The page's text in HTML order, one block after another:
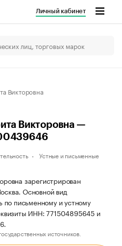
Личный кабинет
Викторовна
Викторовна —
Устные и письменные
зарегистрирован
Основной вид
по письменному и устному
ИНН: 771504895645 и
источников.